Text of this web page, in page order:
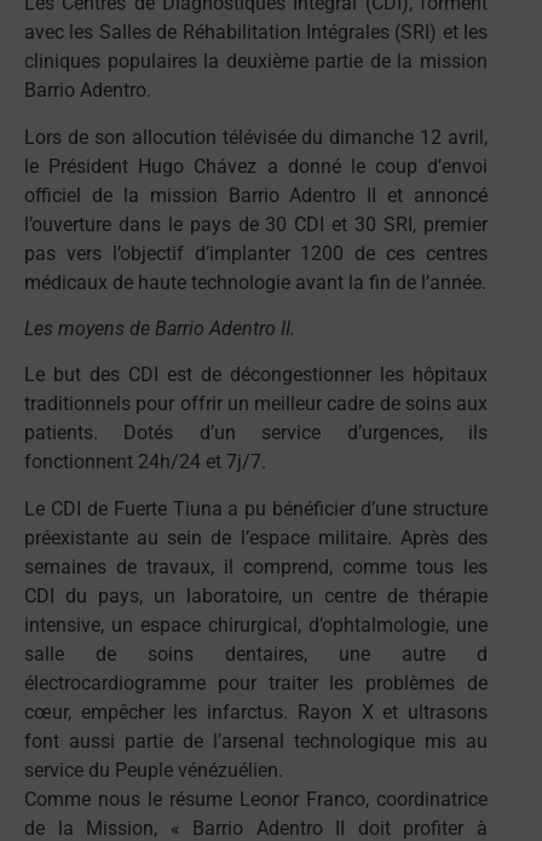
avec les Salles de Réhabilitation Intégrales (SRI) et les
cliniques populaires la deuxième partie de la mission
Barrio Adentro.
Lors de son allocution télévisée du dimanche 12 avril,
le Président Hugo Chávez a donné le coup d’envoi
officiel de la mission Barrio Adentro II et annoncé
l’ouverture dans le pays de 30 CDI et 30 SRI, premier
pas vers l’objectif d’implanter 1200 de ces centres
médicaux de haute technologie avant la fin de l’année.
Les moyens de Barrio Adentro II.
Le but des CDI est de décongestionner les hôpitaux
traditionnels pour offrir un meilleur cadre de soins aux
patients. Dotés d’un service d’urgences, ils
fonctionnent 24h/24 et 7j/7.
Le CDI de Fuerte Tiuna a pu bénéficier d’une structure
préexistante au sein de l’espace militaire. Après des
semaines de travaux, il comprend, comme tous les
CDI du pays, un laboratoire, un centre de thérapie
intensive, un espace chirurgical, d’ophtalmologie, une
salle de soins dentaires, une autre d
électrocardiogramme pour traiter les problèmes de
cœur, empêcher les infarctus. Rayon X et ultrasons
font aussi partie de l’arsenal technologique mis au
service du Peuple vénézuélien.
Comme nous le résume Leonor Franco, coordinatrice
de la Mission, « Barrio Adentro II doit profiter à